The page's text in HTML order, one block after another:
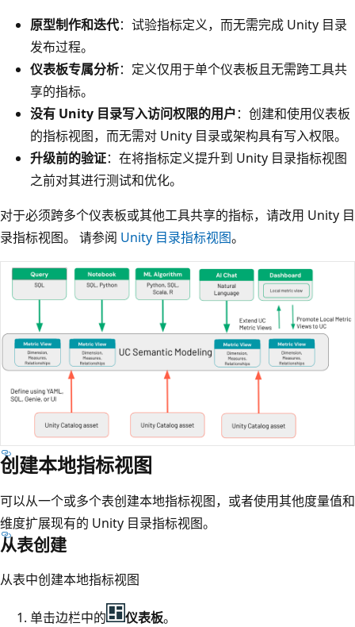
原型制作和迭代：试验指标定义，而无需完成 Unity 目录
发布过程。
仪表板专属分析：定义仅用于单个仪表板且无需跨工具共
享的指标。
没有 Unity 目录写入访问权限的用户：创建和使用仪表板
的指标视图，而无需对 Unity 目录或架构具有写入权限。
升级前的验证：在将指标定义提升到 Unity 目录指标视图
之前对其进行测试和优化。
对于必须跨多个仪表板或其他工具共享的指标，请改用 Unity 目
录指标视图。 请参阅 Unity 目录指标视图。
创建本地指标视图
可以从一个或多个表创建本地指标视图，或者使用其他度量值和
维度扩展现有的 Unity 目录指标视图。
从表创建
从表中创建本地指标视图
单击边栏中的 仪表板。